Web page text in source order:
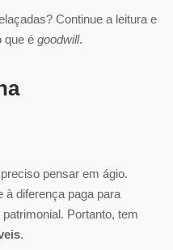
Continue a leitura e
que é goodwill.
pensar em ágio.
à diferença paga para
Portanto, tem
.